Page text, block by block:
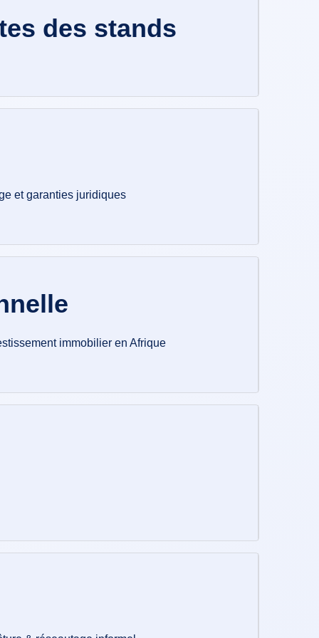
des stands
et garanties juridiques
immobilier en Afrique